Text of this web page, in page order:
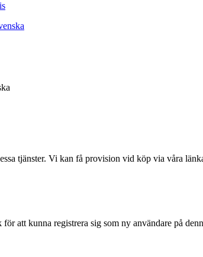
tjänster. Vi kan få provision vid köp via våra
att kunna registrera sig som ny användare på